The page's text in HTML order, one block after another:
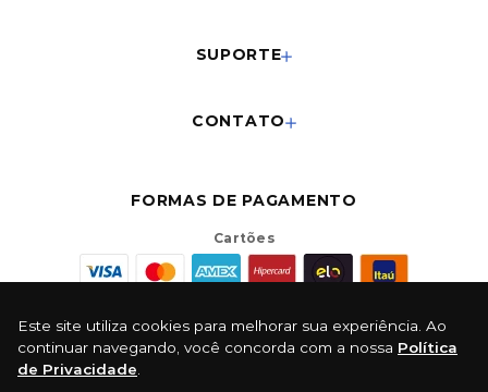
Este site utiliza cookies para melhorar sua experiência. Ao
continuar navegando, você concorda com a nossa Política
de Privacidade
SUPORTE
CONTATO
FORMAS DE PAGAMENTO
Cartões
Com 5% de desconto